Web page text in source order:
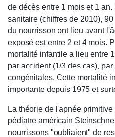
de décès entre 1 mois et 1
sanitaire (chiffres de 2010),
du nourrisson ont lieu avant
exposé est entre 2 et 4 mois.
mortalité infantile a lieu entre
par accident (1/3 des cas),
congénitales. Cette mortalité
importante depuis 1975 et
La théorie de l'apnée
pédiatre américain
nourrissons "oubliaient" de